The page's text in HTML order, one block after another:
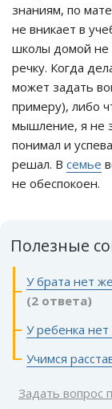
знаниям, по
не вникает в
школы домой не
речку. Когда
может задать
примеру), либо
мышление, я не
понимал и
решал. В семье
не обеспокоен.
Полезные
У брата нет
(2 ответа)
У ребенка
Учимся
Задать вопрос